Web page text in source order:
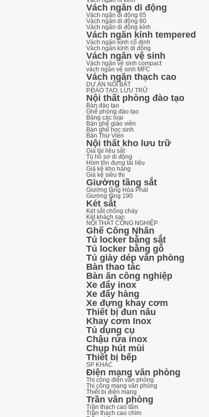
Vách ngăn di động
Vách ngăn di động 65
Vách ngăn di động 80
Vách ngăn di động kính
Vách ngăn kính tempered
Vách ngăn kính cố định
Vách ngăn kính di động
Vách ngăn vệ sinh
Vách ngăn vệ sinh compact
vách ngăn vệ sinh MFC
Vách ngăn thạch cao
DỰ ÁN NỔI BẬT
P.ĐÀO TẠO; LƯU TRỮ
Nội thất phòng đào tạo
Bàn đào tạo
Ghế phòng đào tạo
Bảng các loại
Bàn ghế giáo viên
Bàn ghế học sinh
Bàn Thư Viện
Nội thất kho lưu trữ
Giá tài liệu sắt
Tủ hồ sơ di động
Hòm tôn đựng tài liệu
Giá kệ kho hàng
Giá kệ siêu thị
Giường tầng sắt
Giường tầng Hòa Phát
Giường tầng 190
Két sắt
Két sắt chống cháy
Két khách sạn
NỘI THẤT CÔNG NGHIỆP
Ghế Công Nhân
Tủ locker bằng sắt
Tủ locker bằng gỗ
Tủ giày dép văn phòng
Bàn thao tác
Bàn ăn công nghiệp
Xe đẩy inox
Xe đẩy hàng
Xe đựng khay cơm
Thiết bị đun nâu
Khay cơm Inox
Tủ dụng cụ
Chậu rửa inox
Chụp hút mùi
Thiết bị bếp
SP KHÁC
Điện mạng văn phòng
Thi công điện văn phòng
Thi công mạng văn phòng
Thiết bị điện mạng
Trần văn phòng
Trần thạch cao tấm
Trần thạch cao chìm